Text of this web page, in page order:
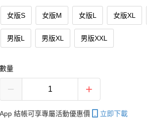
女版S 女版M 女版L 女版XL
男版L 男版XL 男版XXL
數量
App 結帳可享專屬活動優惠價 立即下載